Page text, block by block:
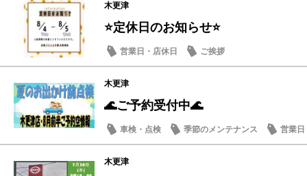
木更津
⭐定休日のお知らせ⭐
営業日・店休日 ご挨拶
木更津
🌊ご予約受付中🌊
車検・点検 季節のメンテナンス 営業日
木更津